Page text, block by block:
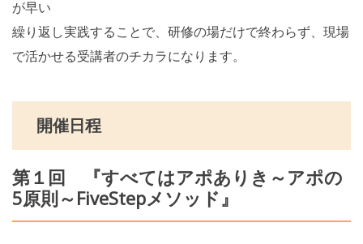
が早い
繰り返し実践することで、研修の場だけで終わらず、現場
で活かせる受講者のチカラになります。
開催日程
第１回 『すべてはアポありき～アポの
5原則～FiveStepメソッド』